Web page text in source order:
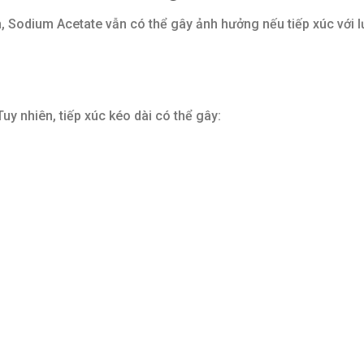
Acetate vẫn có thể gây ảnh hưởng nếu tiếp xúc với
nhiên, tiếp xúc kéo dài có thể gây: